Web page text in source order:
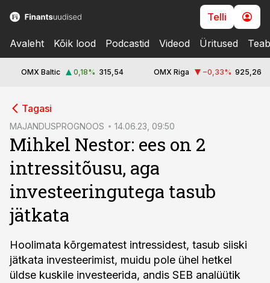
Telli
Avaleht Kõik lood Podcastid Videod Üritused
OMX Baltic 0,18% 315,54 OMX Riga −0,33% 925,26
Tagasi
MAJANDUSPROGNOOS 14.06.23, 09:50
Mihkel Nestor: ees on 2
intressitõusu, aga
investeeringutega tasub
jätkata
Hoolimata kõrgematest intressidest, tasub siiski
jätkata investeerimist, muidu pole ühel hetkel
üldse kuskile investeerida, andis SEB analüütik